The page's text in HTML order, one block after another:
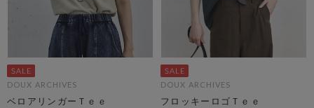
DOUX ARCHIVES
ベロアリンガーＴｅｅ
DOUX ARCHIVES
フロッキーロゴＴｅｅ